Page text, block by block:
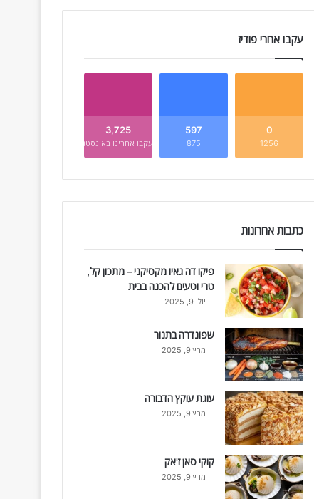
עקבו אחרי פודיז
0
1256
597
875
3,725
עקבו אחרינו באינסטגרם
כתבות אחרונות
פיקו דה גאיו מקסיקני – מתכון קל,
טרי וטעים להכנה בבית
יולי 9, 2025
שפונדרה בתנור
מרץ 9, 2025
עוגת עוקץ הדבורה
מרץ 9, 2025
קוקי סאן ז'אק
מרץ 9, 2025